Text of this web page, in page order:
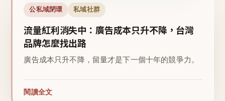
公私域閉環 私域社群
流量紅利消失中：廣告成本只升不降，台灣
品牌怎麼找出路
廣告成本只升不降，留量才是下一個十年的競爭力。
閱讀全文